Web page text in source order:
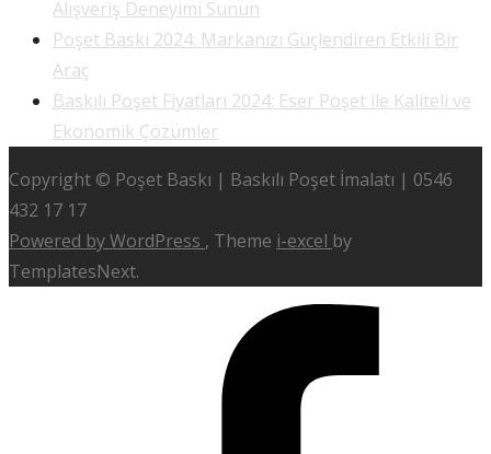
Alışveriş Deneyimi Sunun
Poşet Baskı 2024: Markanızı Güçlendiren Etkili Bir
Araç
Baskılı Poşet Fiyatları 2024: Eser Poşet ile Kaliteli ve
Ekonomik Çözümler
Copyright © Poşet Baskı | Baskılı Poşet İmalatı | 0546
432 17 17
Powered by WordPress , Theme i-excel by
TemplatesNext.